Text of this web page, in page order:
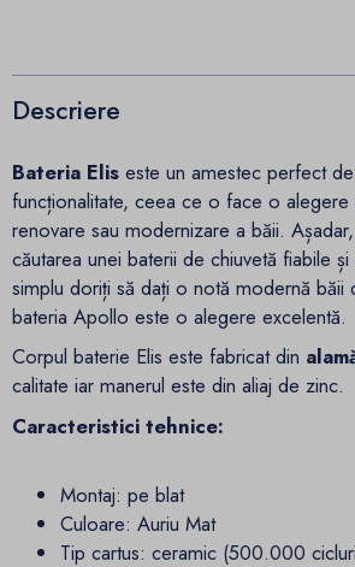
Descriere
Bateria Elis este un amestec perfect
funcționalitate, ceea ce o face o
renovare sau modernizare a băii.
căutarea unei baterii de chiuvetă fiabile
simplu doriți să dați o notă modernă băii
bateria Apollo este o alegere excelentă.
Corpul baterie Elis este fabricat din
calitate iar manerul este din aliaj de zinc.
Caracteristici tehnice:
Montaj: pe blat
Culoare: Auriu Mat
Tip cartus: ceramic (500.000